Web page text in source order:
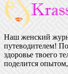
Наш женский
путеводителем!
здоровье твоего
поделится